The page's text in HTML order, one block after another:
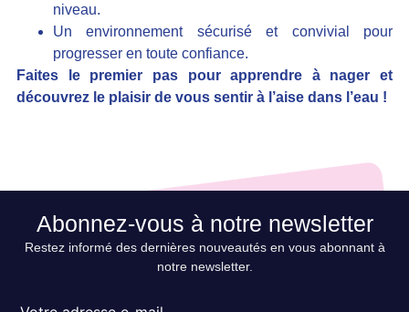
niveau.
Un environnement sécurisé et convivial pour
progresser en toute confiance.
Faites le premier pas pour apprendre à nager et
découvrez le plaisir de vous sentir à l’aise dans l’eau !
Abonnez-vous à notre newsletter
Restez informé des dernières nouveautés en vous abonnant à
notre newsletter.